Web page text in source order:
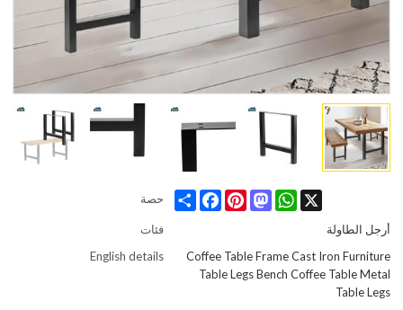
حصة Share
FacebookPinterest
Mastodon
WhatsApp X
فئات
أرجل الطاولة
English details
Coffee Table Frame Cast Iron Furniture
Table Legs Bench Coffee Table Metal
Table Legs